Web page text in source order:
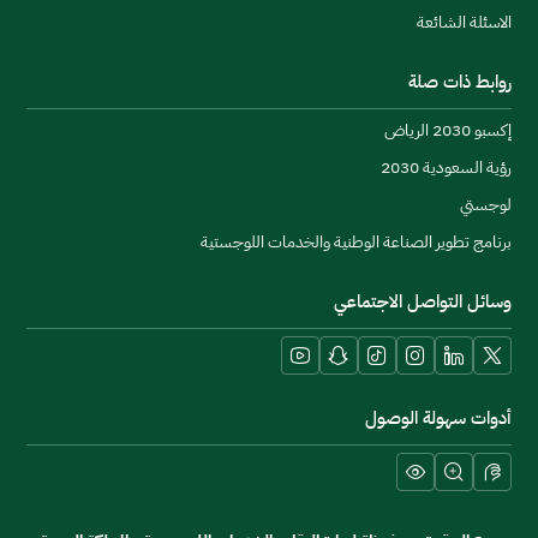
الاسئلة الشائعة
روابط ذات صلة
إكسبو 2030 الرياض
رؤية السعودية 2030
لوجستي
برنامج تطوير الصناعة الوطنية والخدمات اللوجستية
وسائل التواصل الاجتماعي
X platform
LinkedIn
Instagram
TikTok
Snapchat
YouTube
أدوات سهولة الوصول